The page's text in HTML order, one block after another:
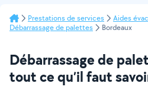
Prestations de services
Aides
Débarrassage de palettes
Bordeaux
Débarrassage de
tout ce qu’il faut